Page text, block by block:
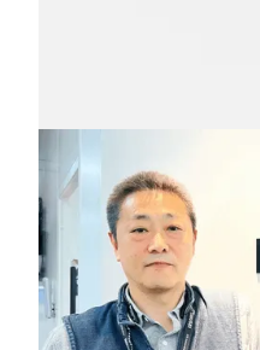
仕事もプラ
力！自身の
ライフバラ